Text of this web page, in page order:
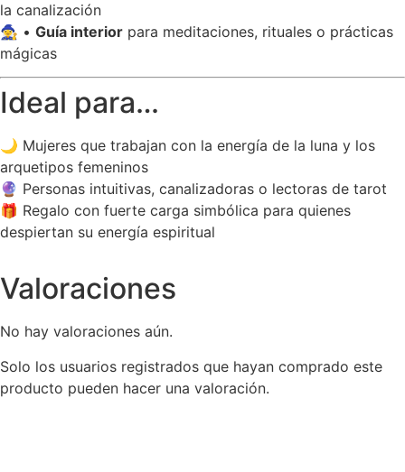
la canalización
🧙‍♀️ • Guía interior para meditaciones, rituales o prácticas
mágicas
Ideal para…
🌙 Mujeres que trabajan con la energía de la luna y los
arquetipos femeninos
🔮 Personas intuitivas, canalizadoras o lectoras de tarot
🎁 Regalo con fuerte carga simbólica para quienes
despiertan su energía espiritual
Valoraciones
No hay valoraciones aún.
Solo los usuarios registrados que hayan comprado este
producto pueden hacer una valoración.